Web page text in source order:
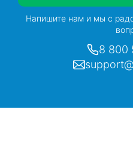
Напишите нам и мы с
8 800